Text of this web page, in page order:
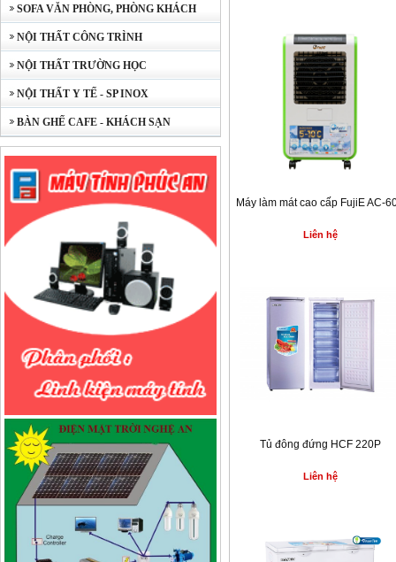
SOFA VĂN PHÒNG, PHÒNG KHÁCH
NỘI THẤT CÔNG TRÌNH
NỘI THẤT TRƯỜNG HỌC
NỘI THẤT Y TẾ - SP INOX
BÀN GHẾ CAFE - KHÁCH SẠN
Máy làm mát cao cấp FujiE AC-
Liên hệ
Tủ đông đứng HCF 220P
Liên hệ